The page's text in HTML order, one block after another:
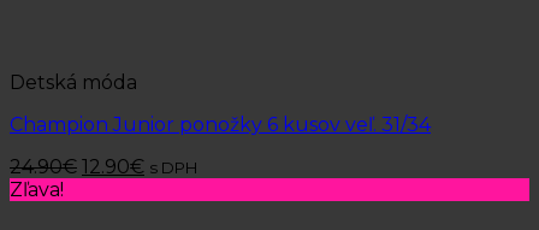
Detská móda
Champion Junior ponožky 6 kusov veľ. 31/34
24.90€ 12.90€ s DPH
Zľava!